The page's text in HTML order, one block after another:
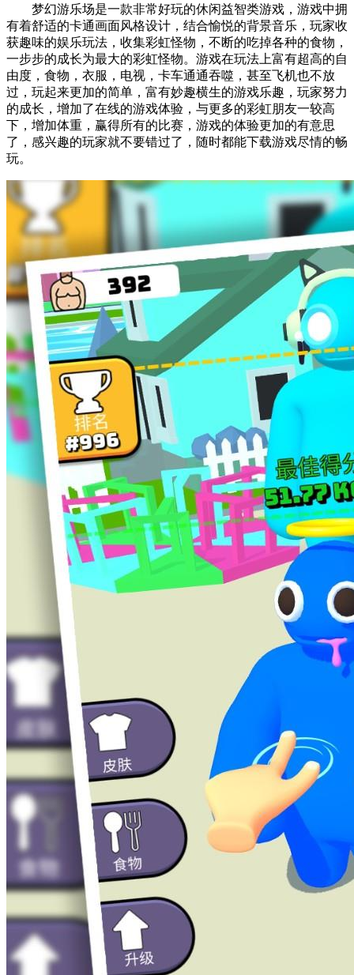
梦幻游乐场是一款非常好玩的休闲益智类游戏，游戏中拥
有着舒适的卡通画面风格设计，结合愉悦的背景音乐，玩家收
获趣味的娱乐玩法，收集彩虹怪物，不断的吃掉各种的食物，
一步步的成长为最大的彩虹怪物。游戏在玩法上富有超高的自
由度，食物，衣服，电视，卡车通通吞噬，甚至飞机也不放
过，玩起来更加的简单，富有妙趣横生的游戏乐趣，玩家努力
的成长，增加了在线的游戏体验，与更多的彩虹朋友一较高
下，增加体重，赢得所有的比赛，游戏的体验更加的有意思
了，感兴趣的玩家就不要错过了，随时都能下载游戏尽情的畅
玩。